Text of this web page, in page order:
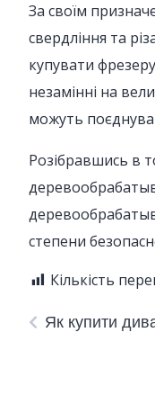
За своїм
свердління та
купувати
незамінні на
можуть
Розібравшись в
степени
Кількість
Як купити